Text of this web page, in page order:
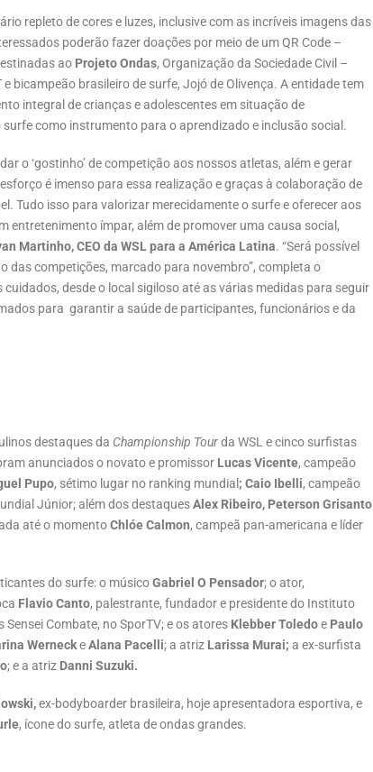
repleto de cores e luzes, inclusive com as incríveis imagens das
poderão fazer doações por meio de um QR Code –
ao Projeto Ondas, Organização da Sociedade Civil –
bicampeão brasileiro de surfe, Jojó de Olivença. A entidade tem
integral de crianças e adolescentes em situação de
como instrumento para o aprendizado e inclusão social.
o ‘gostinho’ de competição aos nossos atletas, além e gerar
é imenso para essa realização e graças à colaboração de
Tudo isso para valorizar merecidamente o surfe e oferecer aos
entretenimento ímpar, além de promover uma causa social,
Martinho, CEO da WSL para a América Latina. “Será possível
das competições, marcado para novembro”, completa o
desde o local sigiloso até as várias medidas para seguir
para garantir a saúde de participantes, funcionários e da
destaques da Championship Tourda WSL e cinco surfistas
anunciados o novato e promissor Lucas Vicente, campeão
Pupo, sétimo lugar no ranking mundial ; Caio Ibelli, campeão
Júnior; além dos destaquesAlex Ribeiro, Peterson Grisanto
até o momentoChlóe Calmon, campeã pan-americana e líder
do surfe: o músicoGabriel O Pensador; o ator,
Flavio Canto, palestrante, fundador e presidente do Instituto
Combate, no SporTV; e os atores Klebber Toledoe Paulo
WerneckeAlana Pacelli; a atriz Larissa Murai; a ex-surfista
; e a atriz Danni Suzuki.
ex-bodyboarder brasileira, hoje apresentadora esportiva, e
, ícone do surfe, atleta de ondas grandes.